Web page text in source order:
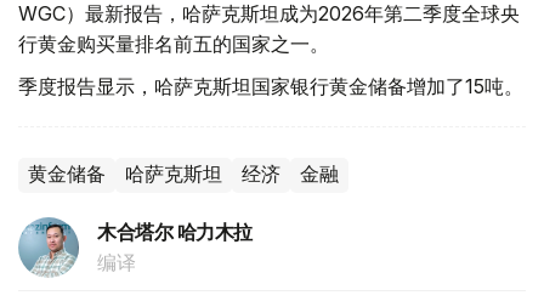
WGC）最新报告，哈萨克斯坦成为2026年第二季度全球央
行黄金购买量排名前五的国家之一。
季度报告显示，哈萨克斯坦国家银行黄金储备增加了15吨。
黄金储备 哈萨克斯坦 经济 金融
木合塔尔 哈力木拉
编译